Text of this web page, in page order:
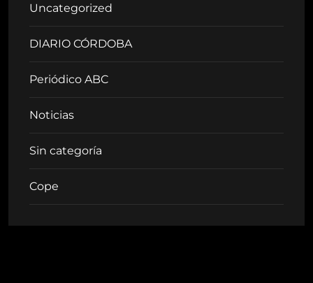
Uncategorized
DIARIO CÓRDOBA
Periódico ABC
Noticias
Sin categoría
Cope